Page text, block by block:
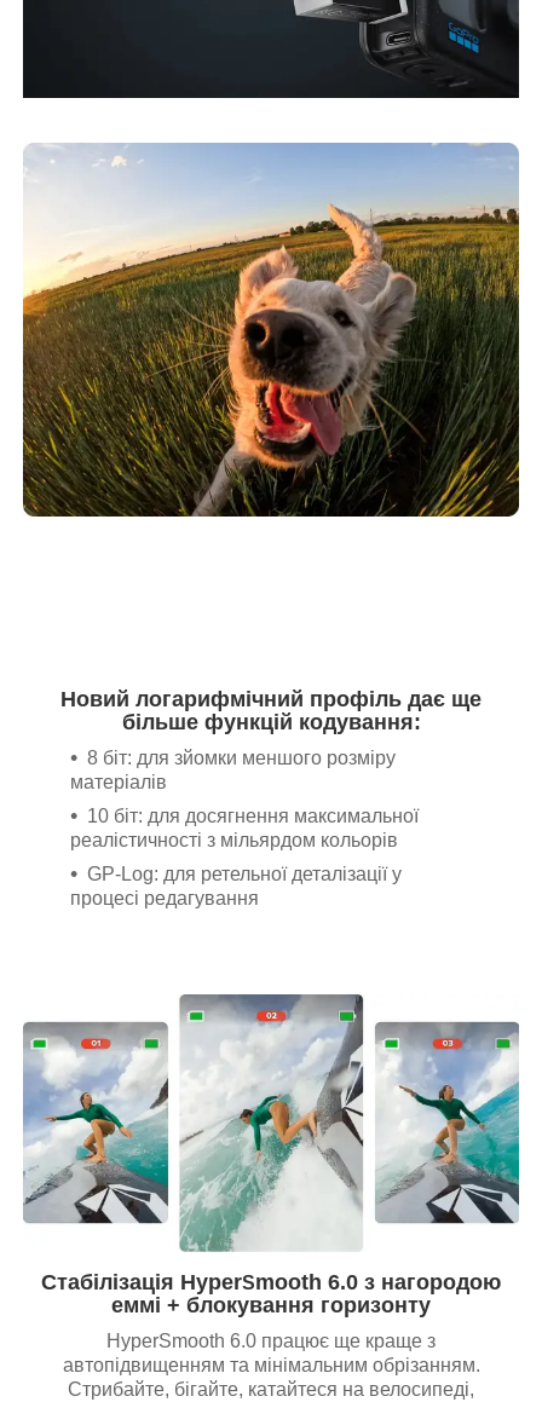
Новий логарифмічний профіль дає ще
більше функцій кодування:
8 біт: для зйомки меншого розміру
матеріалів
10 біт: для досягнення максимальної
реалістичності з мільярдом кольорів
GP-Log: для ретельної деталізації у
процесі редагування
Стабілізація HyperSmooth 6.0 з нагородою
еммі + блокування горизонту
HyperSmooth 6.0 працює ще краще з
автопідвищенням та мінімальним обрізанням.
Стрибайте, бігайте, катайтеся на велосипеді,